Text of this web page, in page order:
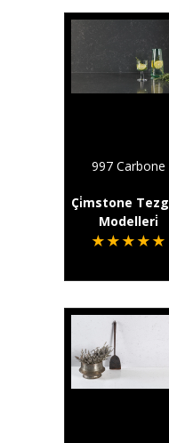
997 Carbone
Çi̇mstone
Modelleri̇
★ ★ ★ ★ ★